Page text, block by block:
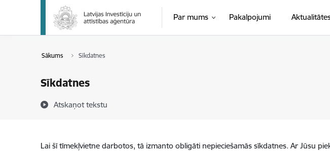
Pāriet uz lapas saturu
Par mums Pakalpojumi
Sākums Sīkdatnes
Sīkdatnes
Atskaņot tekstu
Lai šī tīmekļvietne darbotos, tā izmanto obligāti nepieciešamās sīkdatnes. Ar Jūsu